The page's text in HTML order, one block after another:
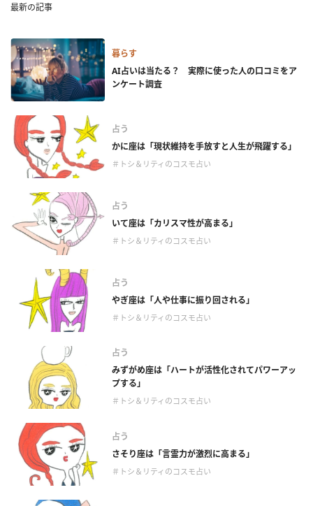
最新の記事
暮らす
AI占いは当たる？ 実際に使った人の口コミをア
ンケート調査
占う
かに座は「現状維持を手放すと人生が飛躍する」
＃トシ＆リティのコスモ占い
占う
いて座は「カリスマ性が高まる」
＃トシ＆リティのコスモ占い
占う
やぎ座は「人や仕事に振り回される」
＃トシ＆リティのコスモ占い
占う
みずがめ座は「ハートが活性化されてパワーアッ
プする」
＃トシ＆リティのコスモ占い
占う
さそり座は「言霊力が激烈に高まる」
＃トシ＆リティのコスモ占い